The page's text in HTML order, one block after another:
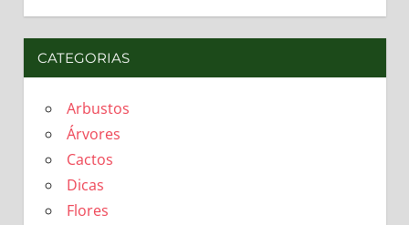
CATEGORIAS
Arbustos
Árvores
Cactos
Dicas
Flores